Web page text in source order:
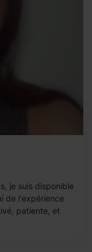
je suis disponible
de l'expérience
patiente, et